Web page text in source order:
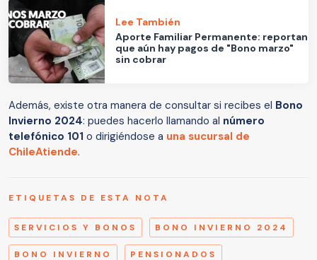
Lee También
Aporte Familiar Permanente: reportan
que aún hay pagos de "Bono marzo"
sin cobrar
Además, existe otra manera de consultar si recibes el Bono
Invierno 2024: puedes hacerlo llamando al número
telefónico 101 o dirigiéndose a una sucursal de
ChileAtiende.
ETIQUETAS DE ESTA NOTA
SERVICIOS Y BONOS BONO INVIERNO 2024
BONO INVIERNO PENSIONADOS